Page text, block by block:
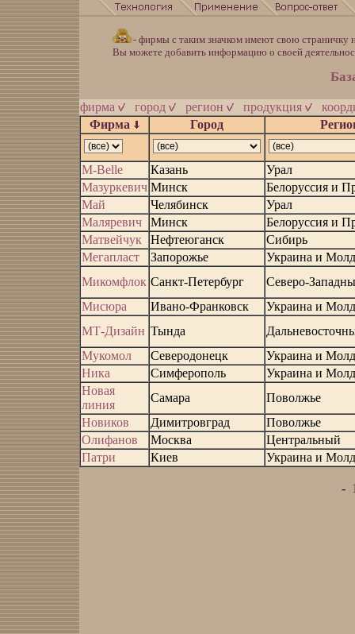
- фирмы с таким значком имеют свою страничку
Вы можете добавить информацию о своей
фирма город регион продукция
Фирма
Город
М-Belle Казань
Урал
Мазуркевич Минск
Белоруссия и
Май
Челябинск
Урал
Маляревич
Минск
Белоруссия и
Матвейчук
Нефтеюганск
Сибирь
Мегапласт
Запорожье
Украина и
Микомфлок Санкт-Петербург
Северо-
Мисюра
Ивано-Франковск
Украина и
МТ-Дизайн Тында
Мукомол
Северодонецк
Украина и
Ника
Симферополь
Украина и
Новая
линия
Самара
Поволжье
Новиков
Димитровград
Поволжье
Олифанов
Москва
Центральный
Патри
Киев Украина и
-